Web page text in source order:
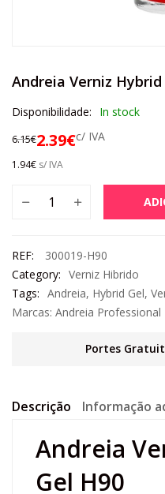
Andreia Verniz Hybrid
Disponibilidade: In stock
6.15€2.39€c/ IVA
1.94€ s/ IVA
REF:
300019-H90
Category: Verniz Hibrido
Tags: Andreia, Hybrid Gel,
Marcas: Andreia Professional
Portes
Descrição Informação
Andreia
Gel H90